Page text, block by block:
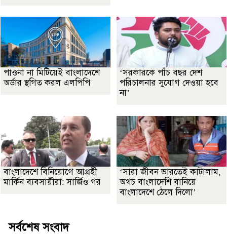
পাওনা না মিটিয়েই বাংলাদেশে
অর্ডার স্থগিত করল এলপিপি
‘সরকারকে পাঁচ বছর দেশ
পরিচালনার সুযোগ দেওয়া হবে
না’
বাংলাদেশে বিনিয়োগে আগ্রহী
মার্কিন ব্যবসায়ীরা: সার্জিও গর
‘সারা জীবন ভারতেই কাটালাম,
অথচ বাংলাদেশি বানিয়ে
বাংলাদেশে ঠেলে দিলো’
সর্বশেষ সংবাদ